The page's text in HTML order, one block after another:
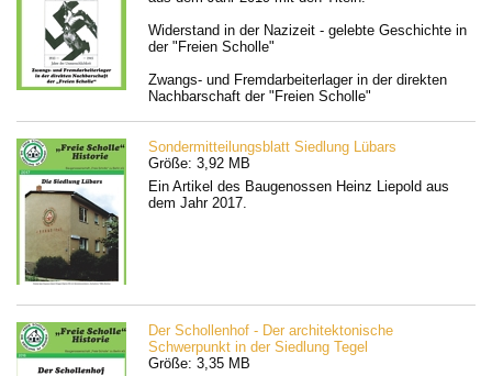
Widerstand in der Nazizeit - gelebte Geschichte in
der "Freien Scholle"
Zwangs- und Fremdarbeiterlager in der direkten
Nachbarschaft der "Freien Scholle"
Sondermitteilungsblatt Siedlung Lübars
Größe: 3,92 MB
Ein Artikel des Baugenossen Heinz Liepold aus
dem Jahr 2017.
Der Schollenhof - Der architektonische
Schwerpunkt in der Siedlung Tegel
Größe: 3,35 MB